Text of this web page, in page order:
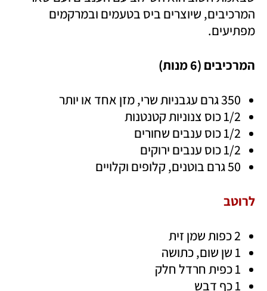
מפתיעים.
המרכיבים (6 מנות)
350 גרם עגבניות שרי, מזן אחד או יותר
1/2 כוס צנוניות קטנטנות
1/2 כוס ענבים שחורים
1/2 כוס ענבים ירוקים
50 גרם בוטנים, קלופים וקלויים
לרוטב
2 כפות שמן זית
1 שן שום, כתושה
1 כפית חרדל חלק
1 כף דבש